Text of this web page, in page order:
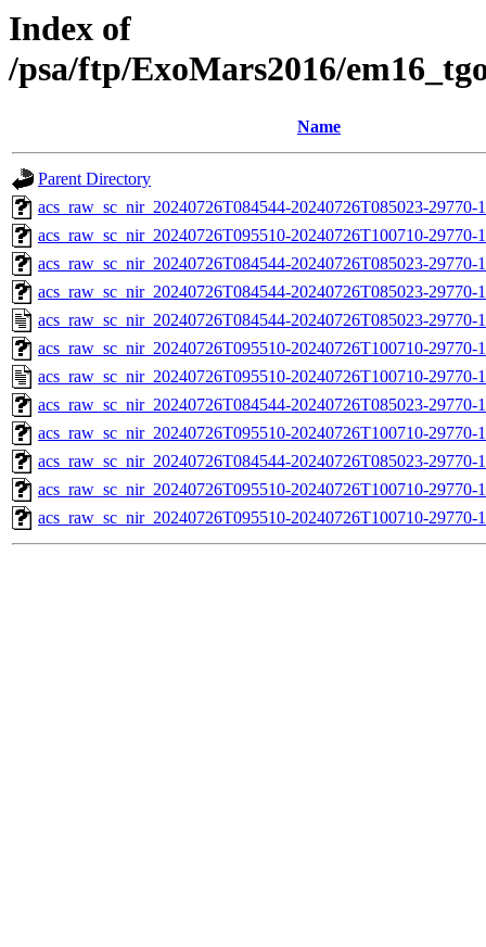
Index of
/psa/ftp/ExoMars2016/
Name
Parent Directory
acs_raw_sc_nir_20240726T084544-20240726T085023-
acs_raw_sc_nir_20240726T095510-20240726T100710-29770-
acs_raw_sc_nir_20240726T084544-20240726T085023-29770-
acs_raw_sc_nir_20240726T084544-20240726T085023-29770-
acs_raw_sc_nir_20240726T084544-20240726T085023-29770-
acs_raw_sc_nir_20240726T095510-20240726T100710-29770-
acs_raw_sc_nir_20240726T095510-20240726T100710-29770-
acs_raw_sc_nir_20240726T084544-20240726T085023-29770-
acs_raw_sc_nir_20240726T095510-20240726T100710-29770-
acs_raw_sc_nir_20240726T084544-20240726T085023-29770-
acs_raw_sc_nir_20240726T095510-20240726T100710-29770-
acs_raw_sc_nir_20240726T095510-20240726T100710-